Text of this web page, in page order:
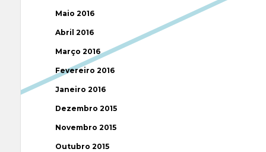
Maio 2016
Abril 2016
Março 2016
Fevereiro 2016
Janeiro 2016
Dezembro 2015
Novembro 2015
Outubro 2015